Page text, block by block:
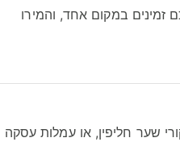
במקום אחד, והמירו
שער חליפין, או עמלות עסקה